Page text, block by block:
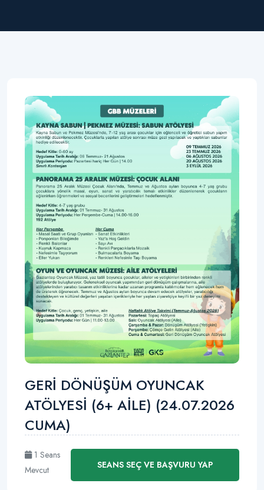
GERİ DÖNÜŞÜM OYUNCAK
ATÖLYESİ (6+ AİLE) (24.07.2026
CUMA)
1 Seans
Mevcut
SEANS SEÇ VE BAŞVURU YAP